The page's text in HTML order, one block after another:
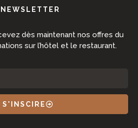
dès maintenant nos offres du
sur l’hôtel et le restaurant.
S'INSCIRE